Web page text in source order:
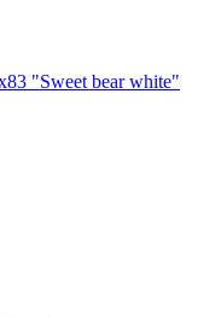
"Sweet bear white"